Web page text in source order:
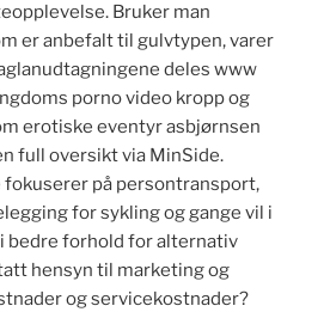
Bruker man
er anbefalt til gulvtypen, varer
deles www
porno video kropp og
erotiske eventyr asbjørnsen
full oversikt via MinSide.
på persontransport,
for sykling og gange vil i
bedre forhold for alternativ
hensyn til marketing og
og servicekostnader?